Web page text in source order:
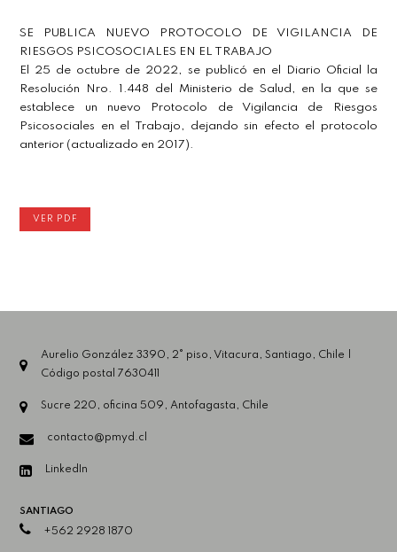
SE PUBLICA NUEVO PROTOCOLO DE VIGILANCIA DE
RIESGOS PSICOSOCIALES EN EL TRABAJO
El 25 de octubre de 2022, se publicó en el Diario Oficial la
Resolución Nro. 1.448 del Ministerio de Salud, en la que se
establece un nuevo Protocolo de Vigilancia de Riesgos
Psicosociales en el Trabajo, dejando sin efecto el protocolo
anterior (actualizado en 2017).
VER PDF
Aurelio González 3390, 2° piso, Vitacura, Santiago, Chile |
Código postal 7630411
Sucre 220, oficina 509, Antofagasta, Chile
contacto@pmyd.cl
LinkedIn
SANTIAGO
+562 2928 1870